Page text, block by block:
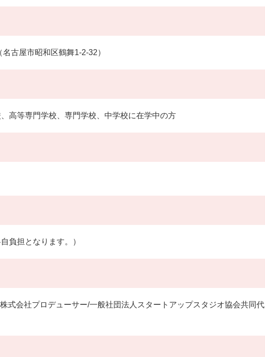
古屋市昭和区鶴舞1-2-32）
高等専門学校、専門学校、中学校に在学中の方
負担となります。）
式会社プロデューサー/一般社団法人スタートアップスタジオ協会共同代